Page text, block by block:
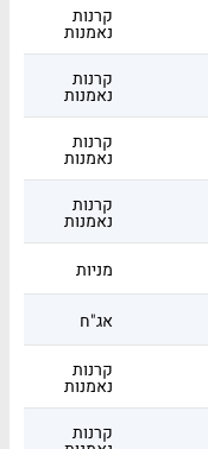
קרנות
נאמנות
קרנות
נאמנות
קרנות
נאמנות
קרנות
נאמנות
מניות
אג"ח
קרנות
נאמנות
קרנות